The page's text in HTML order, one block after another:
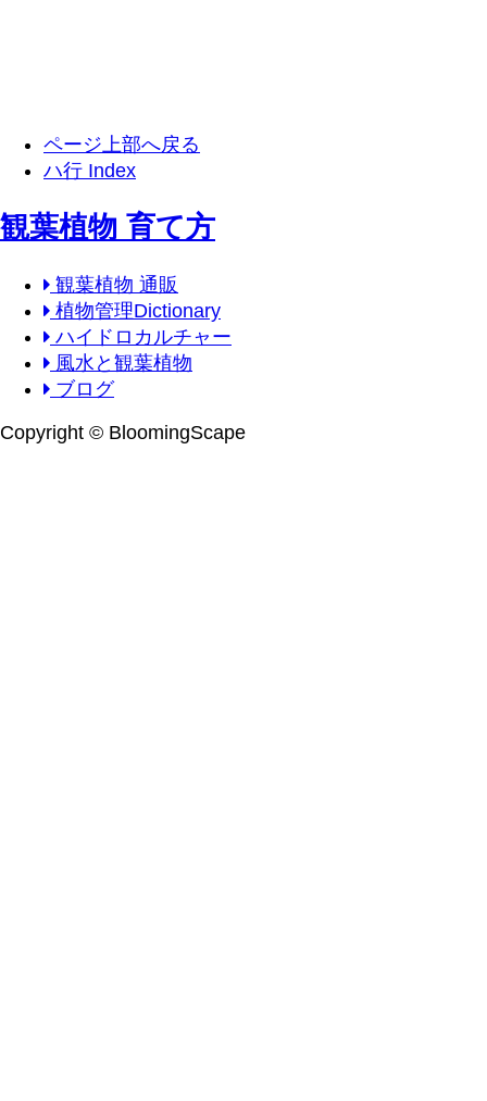
ページ上部へ戻る
ハ行 Index
観葉植物 育て方
観葉植物 通販
植物管理Dictionary
ハイドロカルチャー
風水と観葉植物
ブログ
Copyright © BloomingScape